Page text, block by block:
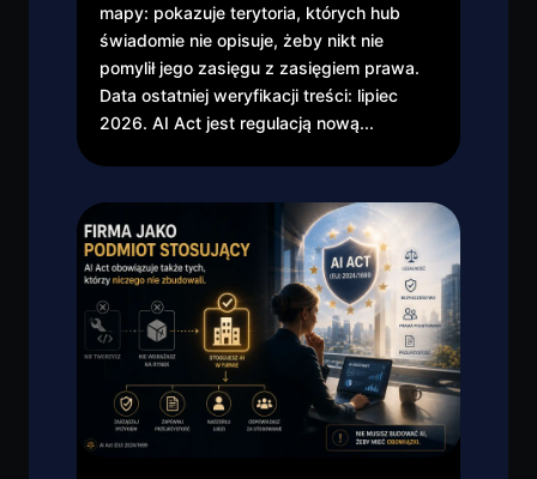
mapy: pokazuje terytoria, których hub
świadomie nie opisuje, żeby nikt nie
pomylił jego zasięgu z zasięgiem prawa.
Data ostatniej weryfikacji treści: lipiec
2026. AI Act jest regulacją nową...